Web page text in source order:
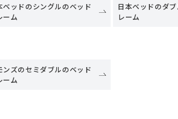
ベッドのシングルのベッド
ーム
日本ベッドのダ
レーム
ンズのセミダブルのベッド
ーム